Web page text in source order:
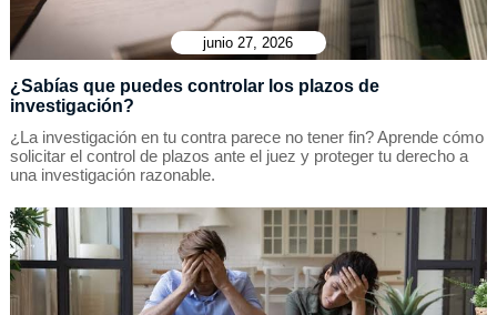
junio 27, 2026
¿Sabías que puedes controlar los plazos de
investigación?
¿La investigación en tu contra parece no tener fin? Aprende cómo
solicitar el control de plazos ante el juez y proteger tu derecho a
una investigación razonable.